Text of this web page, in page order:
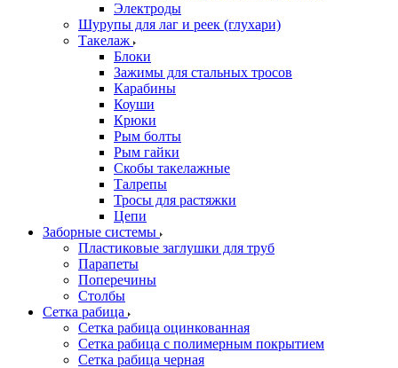
Электроды
Шурупы для лаг и реек (глухари)
Такелаж
Блоки
Зажимы для стальных тросов
Карабины
Коуши
Крюки
Рым болты
Рым гайки
Скобы такелажные
Талрепы
Тросы для растяжки
Цепи
Заборные системы
Пластиковые заглушки для труб
Парапеты
Поперечины
Столбы
Сетка рабица
Сетка рабица оцинкованная
Сетка рабица с полимерным покрытием
Сетка рабица черная